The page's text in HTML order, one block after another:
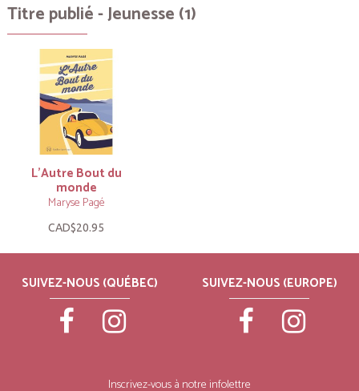
Titre publié - Jeunesse (1)
L’Autre Bout du
monde
Maryse Pagé
CAD$20.95
SUIVEZ-NOUS (QUÉBEC) SUIVEZ-NOUS (EUROPE)
Inscrivez-vous à notre infolettre